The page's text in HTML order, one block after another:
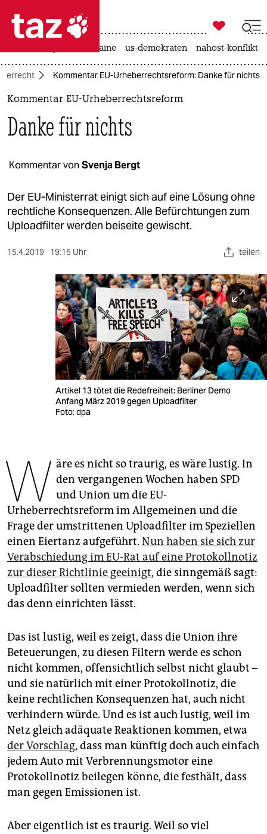
 taz zahl ich
taz zahl ich
politik
öko
gesellschaft
kultur
wahrheit
veranstaltungen
unterstützen
abo
genossenschaft
epaper login

taz zahl ich
krieg in der ukraine us-demokraten nahost-konflikt
Kommentar EU-Urheberrechtsreform: Danke für nichts
Kommentar EU-Urheberrechtsreform
Danke für nichts
Kommentar von Svenja Bergt
Der EU-Ministerrat einigt sich auf eine Lösung ohne
rechtliche Konsequenzen. Alle Befürchtungen zum
Uploadfilter werden beiseite gewischt.
15.4.2019 19:15 Uhr teilen
Artikel 13 tötet die Redefreiheit: Berliner Demo
Anfang März 2019 gegen Uploadfilter
Foto: dpa
W äre es nicht so traurig, es wäre lustig. In
den vergangenen Wochen haben SPD
und Union um die EU-
Urheberrechtsreform im Allgemeinen und die
Frage der umstrittenen Uploadfilter im Speziellen
einen Eiertanz aufgeführt. Nun haben sie sich zur
Verabschiedung im EU-Rat auf eine Protokollnotiz
zur dieser Richtlinie geeinigt, die sinngemäß sagt:
Uploadfilter sollten vermieden werden, wenn sich
das denn einrichten lässt.
Das ist lustig, weil es zeigt, dass die Union ihre
Beteuerungen, zu diesen Filtern werde es schon
nicht kommen, offensichtlich selbst nicht glaubt –
und sie natürlich mit einer Protokollnotiz, die
keine rechtlichen Konsequenzen hat, auch nicht
verhindern würde. Und es ist auch lustig, weil im
Netz gleich adäquate Reaktionen kommen, etwa
der Vorschlag, dass man künftig doch auch einfach
jedem Auto mit Verbrennungsmotor eine
Protokollnotiz beilegen könne, die festhält, dass
man gegen Emissionen ist.
Aber eigentlich ist es traurig. Weil so viel